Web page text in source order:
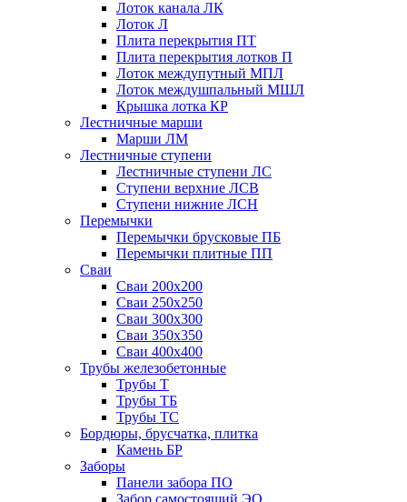
Лоток канала ЛК
Лоток Л
Плита перекрытия ПТ
Плита перекрытия лотков П
Лоток междупутный МПЛ
Лоток междушпальный МШЛ
Крышка лотка КР
Лестничные марши
Марши ЛМ
Лестничные ступени
Лестничные ступени ЛС
Ступени верхние ЛСВ
Ступени нижние ЛСН
Перемычки
Перемычки брусковые ПБ
Перемычки плитные ПП
Сваи
Сваи 200х200
Сваи 250х250
Сваи 300х300
Сваи 350х350
Сваи 400х400
Трубы железобетонные
Трубы Т
Трубы ТБ
Трубы ТС
Бордюры, брусчатка, плитка
Камень БР
Заборы
Панели забора ПО
Забор самостоящий ЭО